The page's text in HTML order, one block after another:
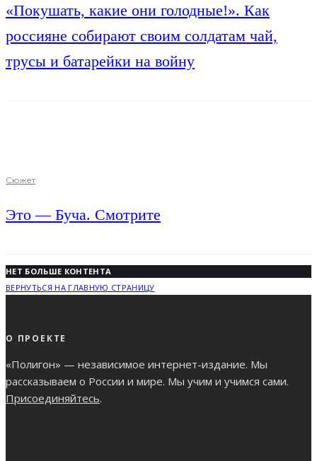
«Покушать, какие они голодные!». Как
россияне собирают своим солдатам чай,
трусы и батарейки на войну
Сюжет
Это — Буча. Смотрите
НЕТ БОЛЬШЕ КОНТЕНТА
ВЕРНУТЬСЯ НА ГЛАВНУЮ СТРАНИЦУ
О ПРОЕКТЕ
«Полигон» — независимое интернет-издание. Мы
рассказываем о России и мире. Мы учим и учимся сами.
Присоединяйтесь.